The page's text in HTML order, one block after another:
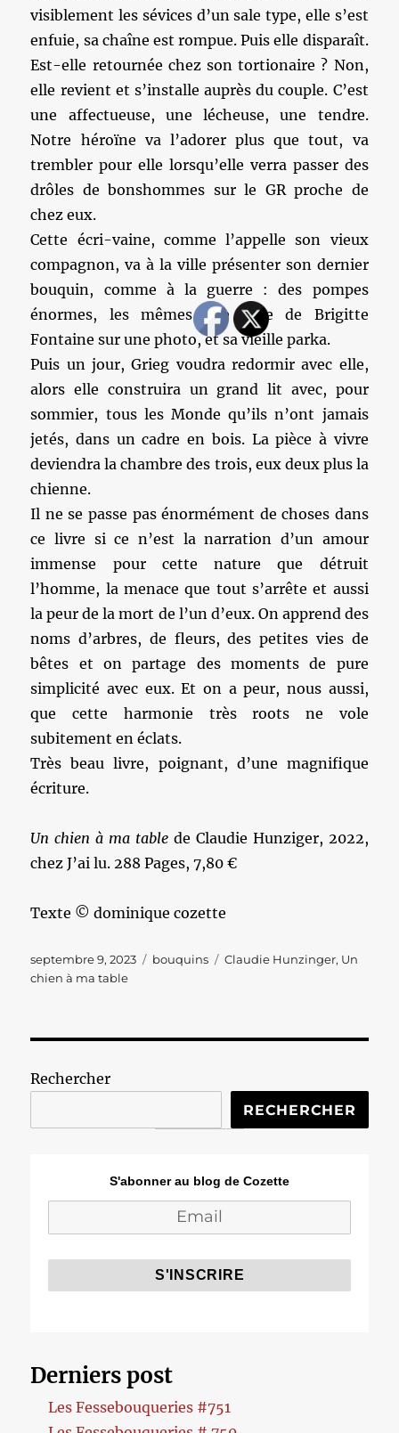
visiblement les sévices d’un sale type, elle s’est
enfuie, sa chaîne est rompue. Puis elle disparaît.
Est-elle retournée chez son tortionaire ? Non,
elle revient et s’installe auprès du couple. C’est
une affectueuse, une lécheuse, une tendre.
Notre héroïne va l’adorer plus que tout, va
trembler pour elle lorsqu’elle verra passer des
drôles de bonshommes sur le GR proche de
chez eux.
Cette écri-vaine, comme l’appelle son vieux
compagnon, va à la ville présenter son dernier
bouquin, comme à la guerre : des pompes
énormes, les mêmes que celle de Brigitte
Fontaine sur une photo, et sa vieille parka.
Puis un jour, Grieg voudra redormir avec elle,
alors elle construira un grand lit avec, pour
sommier, tous les Monde qu’ils n’ont jamais
jetés, dans un cadre en bois. La pièce à vivre
deviendra la chambre des trois, eux deux plus la
chienne.
Il ne se passe pas énormément de choses dans
ce livre si ce n’est la narration d’un amour
immense pour cette nature que détruit
l’homme, la menace que tout s’arrête et aussi
la peur de la mort de l’un d’eux. On apprend des
noms d’arbres, de fleurs, des petites vies de
bêtes et on partage des moments de pure
simplicité avec eux. Et on a peur, nous aussi,
que cette harmonie très roots ne vole
subitement en éclats.
Très beau livre, poignant, d’une magnifique
écriture.
Un chien à ma table de Claudie Hunziger, 2022,
chez J’ai lu. 288 Pages, 7,80 €
Texte © dominique cozette
Publié
le
septembre 9, 2023 Catégories
bouquins Étiquettes
Claudie Hunzinger, Un
chien à ma table
Rechercher
RECHERCHER
S'abonner au blog de Cozette
Derniers post
Les Fessebouqueries #751